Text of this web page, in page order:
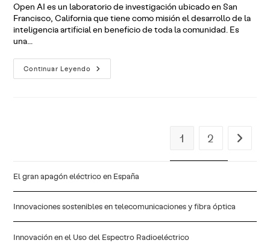
Open AI es un laboratorio de investigación ubicado en San
Francisco, California que tiene como misión el desarrollo de la
inteligencia artificial en beneficio de toda la comunidad. Es
una…
Continuar Leyendo ¿Qué
Es
1 2 Ir a la
El gran apagón eléctrico en España
Innovaciones sostenibles en telecomunicaciones y fibra óptica
Innovación en el Uso del Espectro Radioeléctrico